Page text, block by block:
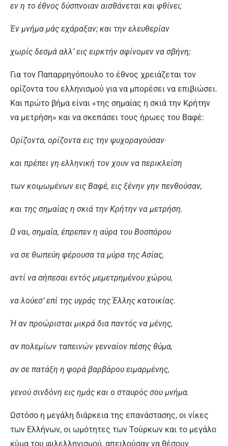
εν η το έθνος δύσπνοιαν αισθάνεται και φθίνει;
Έν μνήμα μάς εχάραξαν; και την ελευθερίαν
χωρίς δεσμά αλλ’ εις ειρκτήν αφίνομεν να σβήνη;
Για τον Παπαρρηγόπουλο το έθνος χρειάζεται τον
ορίζοντα του ελληνισμού για να μπορέσει να επιβιώσει.
Και πρώτο βήμα είναι «της σημαίας η σκιά την Κρήτην
να μετρήση» και να σκεπάσει τους ήρωες του Βαφέ:
Ορίζοντα, ορίζοντα εις την ψυχοραγούσαν·
και πρέπει γη ελληνική τον χουν να περικλείση
των κοιμωμένων εις Βαφέ, εις ξένην γην πενθούσαν,
και της σημαίας η σκιά την Κρήτην να μετρήση.
Ω ναι, σημαία, έπρεπεν η αύρα του Βοσπόρου
να σε θωπεύη φέρουσα τα μύρα της Ασίας,
αντί να σήπεσαι εντός μεμετρημένου χώρου,
να λούεσ’ επί της υγράς της Έλλης κατοικίας.
Ή αν προώρισται μικρά δια παντός να μένης,
αν πολεμίων ταπεινών γενναίον πέσης θύμα,
αν σε πατάξη η φορά βαρβάρου ειμαρμένης,
γενού σινδόνη εις ημάς και ο σταυρός σου μνήμα.
Ωστόσο η μεγάλη διάρκεια της επανάστασης, οι νίκες
των Ελλήνων, οι ωμότητες των Τούρκων και το μεγάλο
κύμα του φιλελληνισμού, απειλούσαν να θέσουν